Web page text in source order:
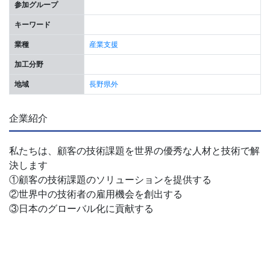
参加グループ
キーワード
業種 産業支援
加工分野
地域 長野県外
企業紹介
私たちは、顧客の技術課題を世界の優秀な人材と技術で解
決します
①顧客の技術課題のソリューションを提供する
②世界中の技術者の雇用機会を創出する
③日本のグローバル化に貢献する